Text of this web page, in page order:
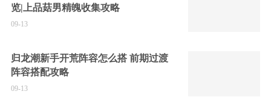
览|上品菇男精魄收集攻略
09-13
归龙潮新手开荒阵容怎么搭 前期过渡
阵容搭配攻略
09-13